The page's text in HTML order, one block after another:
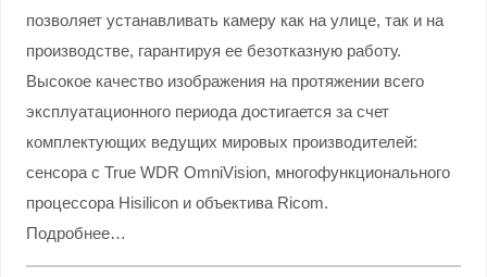
позволяет устанавливать камеру как на улице, так и на
производстве, гарантируя ее безотказную работу.
Высокое качество изображения на протяжении всего
эксплуатационного периода достигается за счет
комплектующих ведущих мировых производителей:
сенсора с True WDR OmniVision, многофункционального
процессора Hisilicon и объектива Ricom.
Подробнее…